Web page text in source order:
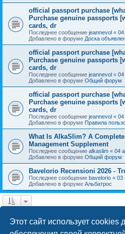
Этот сайт использует cookies
official passport purchase
Purchase genuine passports
cards, dr
Последнее сообщение jeannevol « 04
Добавлено в форуме Доска
official passport purchase
Purchase genuine passports
cards, dr
Последнее сообщение jeannevol « 04
Добавлено в форуме Общий форум
official passport purchase
Purchase genuine passports
cards, dr
Последнее сообщение jeannevol « 04
Добавлено в форуме Правила
What Is AlkaSlim? A
Management Supplement
Последнее сообщение alkaslim « 04
Добавлено в форуме Общий форум
Bavelorio Recensioni 2026 -
Последнее сообщение bavelorio « 03
Добавлено в форуме Альбатрос